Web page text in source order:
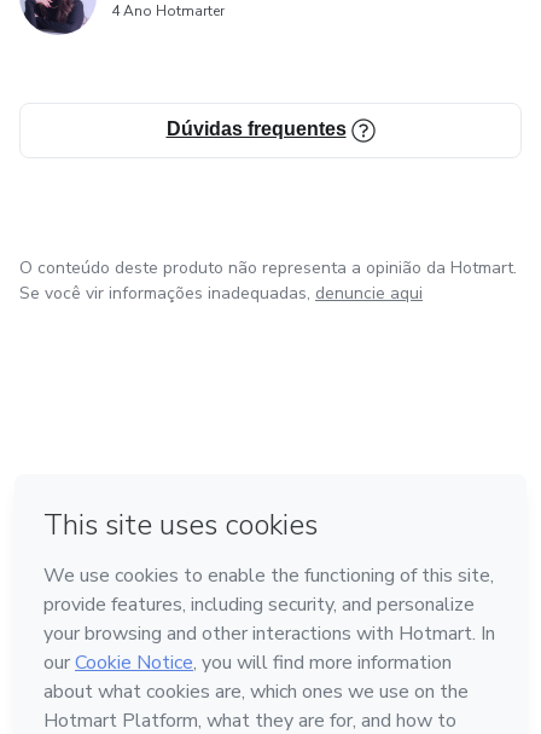
4 Ano Hotmarter
Dúvidas frequentes
O conteúdo deste produto não representa a opinião da Hotmart.
Se você vir informações inadequadas, denuncie aqui
Feito com ❤ na Cidade do México
Conheça a Hotmart
Idioma